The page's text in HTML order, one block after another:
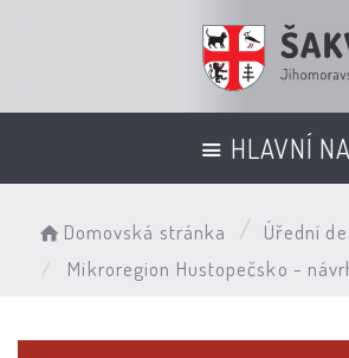
HLAVNÍ
Domovská stránka
Úřední
Mikroregion Hustopečsko -